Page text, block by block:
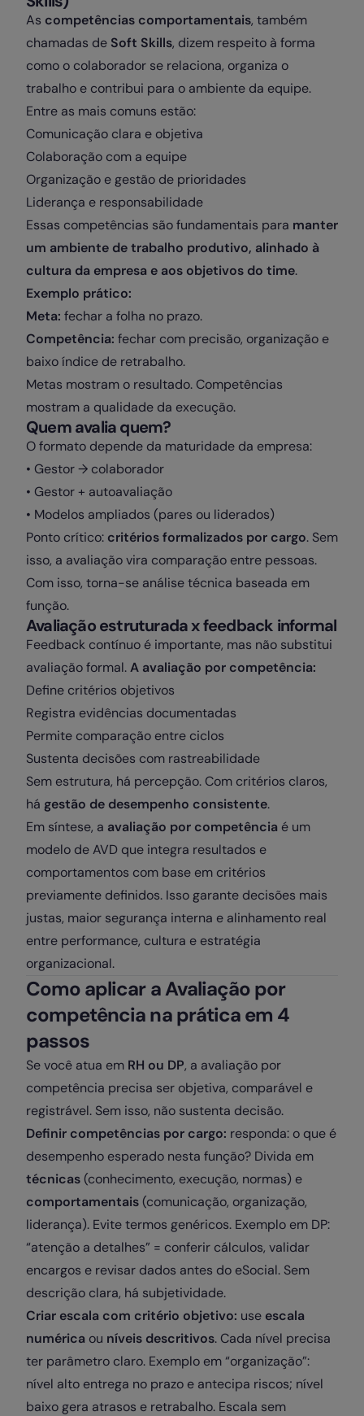
As competências comportamentais, também
chamadas de Soft Skills, dizem respeito à forma
como o colaborador se relaciona, organiza o
trabalho e contribui para o ambiente da equipe.
Entre as mais comuns estão:
Comunicação clara e objetiva
Colaboração com a equipe
Organização e gestão de prioridades
Liderança e responsabilidade
Essas competências são fundamentais para manter
um ambiente de trabalho produtivo, alinhado à
cultura da empresa e aos objetivos do time.
Exemplo prático:
Meta: fechar a folha no prazo.
Competência: fechar com precisão, organização e
baixo índice de retrabalho.
Metas mostram o resultado. Competências
mostram a qualidade da execução.
Quem avalia quem?
O formato depende da maturidade da empresa:
• Gestor → colaborador
• Gestor + autoavaliação
• Modelos ampliados (pares ou liderados)
Ponto crítico: critérios formalizados por cargo. Sem
isso, a avaliação vira comparação entre pessoas.
Com isso, torna-se análise técnica baseada em
função.
Avaliação estruturada x feedback informal
Feedback contínuo é importante, mas não substitui
avaliação formal.A avaliação por competência:
Define critérios objetivos
Registra evidências documentadas
Permite comparação entre ciclos
Sustenta decisões com rastreabilidade
Sem estrutura, há percepção. Com critérios claros,
há gestão de desempenho consistente.
Em síntese, a avaliação por competência é um
modelo de AVD que integra resultados e
comportamentos com base em critérios
previamente definidos. Isso garante decisões mais
justas, maior segurança interna e alinhamento real
entre performance, cultura e estratégia
organizacional.
Como aplicar a Avaliação por
competência na prática em 4
passos
Se você atua em RH ou DP, a avaliação por
competência precisa ser objetiva, comparável e
registrável. Sem isso, não sustenta decisão.
Definir competências por cargo: responda: o que é
desempenho esperado nesta função? Divida em
técnicas (conhecimento, execução, normas) e
comportamentais (comunicação, organização,
liderança). Evite termos genéricos. Exemplo em DP:
“atenção a detalhes” = conferir cálculos, validar
encargos e revisar dados antes do eSocial. Sem
descrição clara, há subjetividade.
Criar escala com critério objetivo: use escala
numérica ou níveis descritivos. Cada nível precisa
ter parâmetro claro. Exemplo em “organização”:
nível alto entrega no prazo e antecipa riscos; nível
baixo gera atrasos e retrabalho. Escala sem